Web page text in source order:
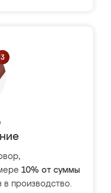
10% от суммы
в производство.